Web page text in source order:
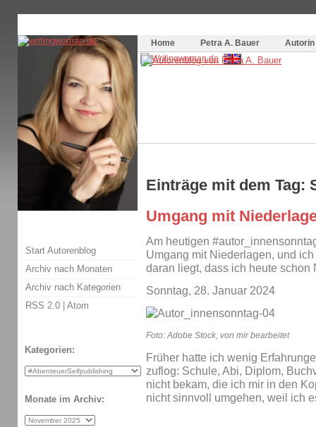
Home
Petra A. Bauer Autorin
Einträge mit dem Tag:
Umgang mit
Am heutigen
Umgang mit Niederlagen, und
daran liegt, dass ich heute
Sonntag, 28. Januar 2024
Foto: Adobe Stock, von mir bearbeitet
Früher hatte ich wenig
zuflog: Schule, Abi, Diplom,
nicht bekam, die ich mir in den
nicht sinnvoll umgehen, weil ich
Start Autorenblog
Archiv nach Monaten
Archiv nach Kategorien
RSS 2.0 | Atom
Kategorien:
Monate im Archiv: